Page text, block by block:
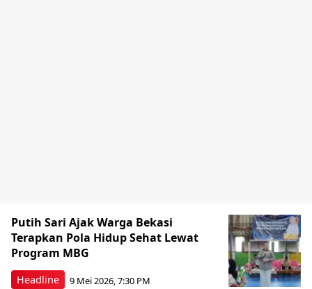
Headline
Putih Sari Ajak Warga Bekasi
Terapkan Pola Hidup Sehat Lewat
Program MBG
9 Mei 2026, 7:30 PM